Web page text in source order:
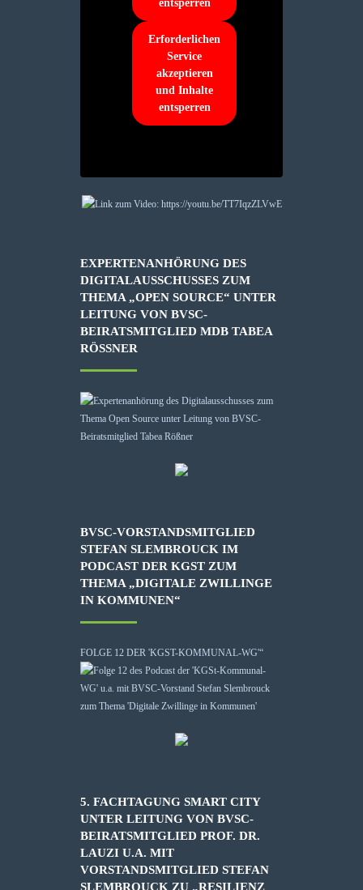
entsperren
Erforderlichen
Service
akzeptieren
und Inhalte
entsperren
EXPERTENANHÖRUNG DES
DIGITALAUSSCHUSSES ZUM
THEMA „OPEN SOURCE“ UNTER
LEITUNG VON BVSC-
BEIRATSMITGLIED MDB TABEA
RÖSSNER
BVSC-VORSTANDSMITGLIED
STEFAN SLEMBROUCK IM
PODCAST DER KGST ZUM
THEMA „DIGITALE ZWILLINGE
IN KOMMUNEN“
FOLGE 12 DER 'KGST-KOMMUNAL-WG'“
5. FACHTAGUNG SMART CITY
UNTER LEITUNG VON BVSC-
BEIRATSMITGLIED PROF. DR.
LAUZI U.A. MIT
VORSTANDSMITGLIED STEFAN
SLEMBROUCK ZU „RESILIENZ